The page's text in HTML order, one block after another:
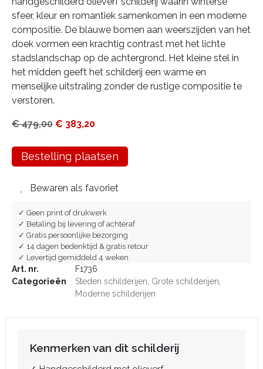
sfeer, kleur en romantiek samenkomen in een moderne
compositie. De blauwe bomen aan weerszijden van het
doek vormen een krachtig contrast met het lichte
stadslandschap op de achtergrond. Het kleine stel in
het midden geeft het schilderij een warme en
menselijke uitstraling zonder de rustige compositie te
verstoren.
€479,00 € 383,20
Bestelling plaatsen
Bewaren als favoriet
✓ Geen print of drukwerk
✓ Betaling bij levering of achteraf
✓ Gratis persoonlijke bezorging
✓ 14 dagen bedenktijd & gratis retour
✓ Levertijd gemiddeld 4 weken
Art. nr.
F1736
Categorieën
Steden schilderijen Grote schilderijen
Moderne schilderijen
Kenmerken van dit schilderij